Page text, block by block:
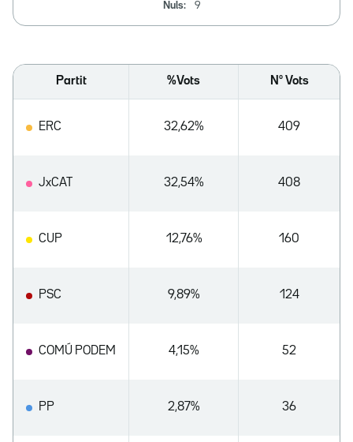
Nuls:
9
Partit %Vots Nº Vots
ERC 32,62% 409
JxCAT 32,54% 408
CUP 12,76% 160
PSC 9,89% 124
COMÚ PODEM 4,15% 52
PP 2,87% 36